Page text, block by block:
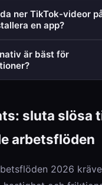
webbläsarbaserade
eller
att hantera.
ner TikTok-videor
en app?
fungerar
installera separata
är bäst för
sluta slösa
arbetsflöden
2026